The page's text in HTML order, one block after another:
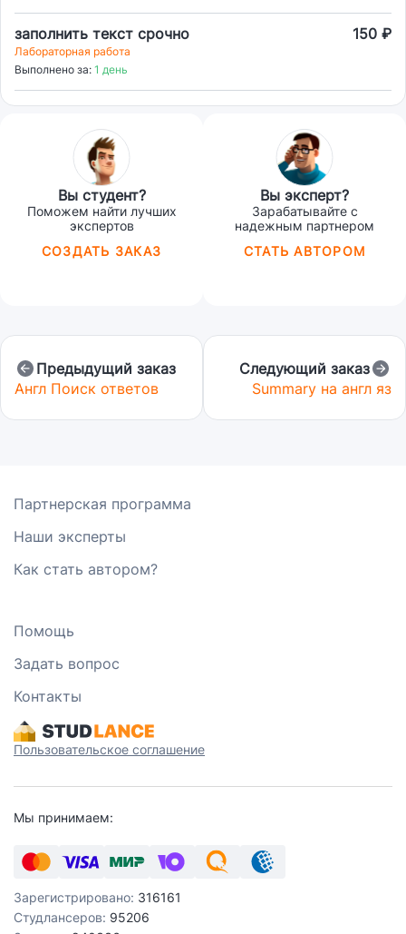
заполнить текст срочно 150 ₽
Лабораторная работа
Выполнено за: 1 день
Вы студент?
Поможем найти лучших
экспертов
СОЗДАТЬ ЗАКАЗ
Вы эксперт?
Зарабатывайте с
надежным партнером
СТАТЬ АВТОРОМ
Предыдущий заказ
Англ Поиск ответов
Следующий заказ
Summary на англ яз
Партнерская программа
Наши эксперты
Как стать автором?
Помощь
Задать вопрос
Контакты
Пользовательское соглашение
Мы принимаем:
Зарегистрировано: 316161
Студлансеров: 95206